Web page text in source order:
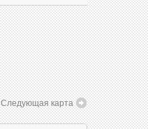
Следующая карта